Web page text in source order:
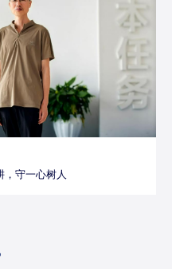
，守一心树人